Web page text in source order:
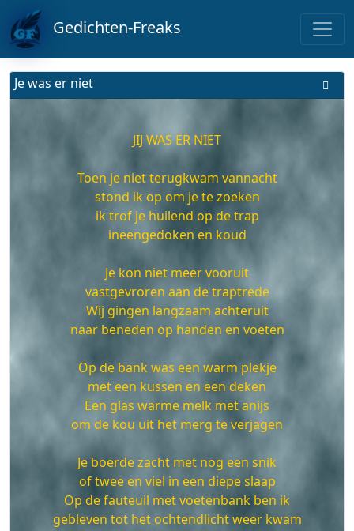
Gedichten-Freaks
Je was er niet
JIJ WAS ER NIET
Toen je niet terugkwam vannacht
stond ik op om je te zoeken
ik trof je huilend op de trap
ineengedoken en koud
Je kon niet meer vooruit
vastgevroren aan de traptrede
Wij gingen langzaam achteruit
naar beneden op handen en voeten
Op de bank was een warm plekje
met een kussen en een deken
Een glas warme melk met anijs
om de kou uit het merg te verjagen
Je boerde zacht met nog een snik
of twee en viel in een diepe slaap
Op de fauteuil met voetenbank ben ik
gebleven tot het ochtendlicht weer kwam